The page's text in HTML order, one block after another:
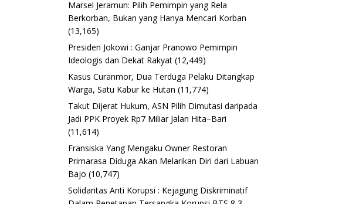
Marsel Jeramun: Pilih Pemimpin yang Rela
Berkorban, Bukan yang Hanya Mencari Korban
(13,165)
Presiden Jokowi : Ganjar Pranowo Pemimpin
Ideologis dan Dekat Rakyat (12,449)
Kasus Curanmor, Dua Terduga Pelaku Ditangkap
Warga, Satu Kabur ke Hutan (11,774)
Takut Dijerat Hukum, ASN Pilih Dimutasi daripada
Jadi PPK Proyek Rp7 Miliar Jalan Hita–Bari
(11,614)
Fransiska Yang Mengaku Owner Restoran
Primarasa Diduga Akan Melarikan Diri dari Labuan
Bajo (10,747)
Solidaritas Anti Korupsi : Kejagung Diskriminatif